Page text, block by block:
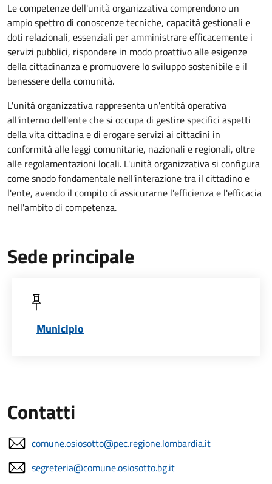
Le competenze dell'unità organizzativa comprendono un
ampio spettro di conoscenze tecniche, capacità gestionali e
doti relazionali, essenziali per amministrare efficacemente i
servizi pubblici, rispondere in modo proattivo alle esigenze
della cittadinanza e promuovere lo sviluppo sostenibile e il
benessere della comunità.
L'unità organizzativa rappresenta un'entità operativa
all'interno dell'ente che si occupa di gestire specifici aspetti
della vita cittadina e di erogare servizi ai cittadini in
conformità alle leggi comunitarie, nazionali e regionali, oltre
alle regolamentazioni locali. L'unità organizzativa si configura
come snodo fondamentale nell'interazione tra il cittadino e
l'ente, avendo il compito di assicurarne l'efficienza e l'efficacia
nell'ambito di competenza.
Sede principale
Municipio
Contatti
comune.osiosotto@pec.regione.lombardia.it
segreteria@comune.osiosotto.bg.it